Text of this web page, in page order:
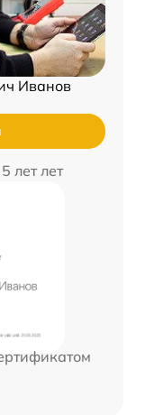
Иванов
5 лет лет